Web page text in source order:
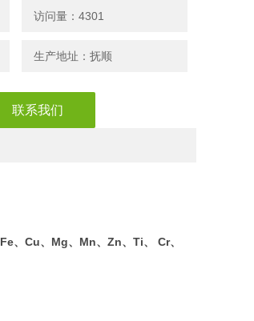
访问量：4301
生产地址：抚顺
联系我们
Fe、 Cu、 Mg、 Mn、 Zn、 Ti、 Cr、